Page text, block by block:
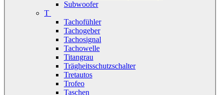
Subwoofer
T
Tachofühler
Tachogeber
Tachosignal
Tachowelle
Titangrau
Trägheitsschutzschalter
Tretautos
Trofeo
Taschen